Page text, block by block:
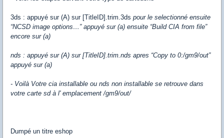
3ds : appuyé sur (A) sur [TitleID].trim.3ds pour le selectionné ensuite
“NCSD image options…” appuyé sur (a) ensuite “Build CIA from file”
encore sur (a)
nds : appuyé sur (A) sur [TitleID].trim.nds apres “Copy to 0:/gm9/out”
appuyé sur (a)
- Voilà Votre cia installable ou nds non installable se retrouve dans
votre carte sd à l' emplacement /gm9/out/
Dumpé un titre eshop